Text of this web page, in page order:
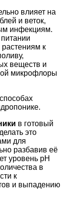
влияет на
и веток,
инфекциям.
растениям к
веществ и
микрофлоры
в готовый
это
для
разбавив её
уровень рН
в
к
и выпадению